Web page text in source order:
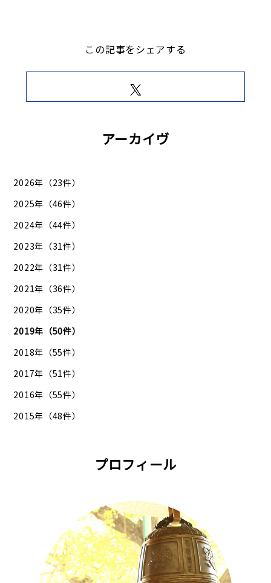
この記事をシェアする
アーカイヴ
2026年（23件）
2025年（46件）
2024年（44件）
2023年（31件）
2022年（31件）
2021年（36件）
2020年（35件）
2019年（50件）
2018年（55件）
2017年（51件）
2016年（55件）
2015年（48件）
プロフィール